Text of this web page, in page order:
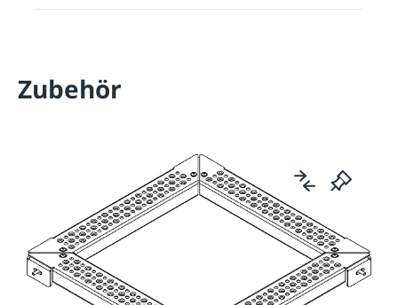
Zubehör